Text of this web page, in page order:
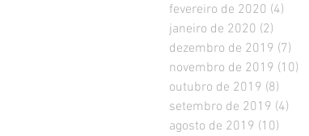
fevereiro de 2020 (4)
janeiro de 2020 (2)
dezembro de 2019 (7)
novembro de 2019 (10)
outubro de 2019 (8)
setembro de 2019 (4)
agosto de 2019 (10)